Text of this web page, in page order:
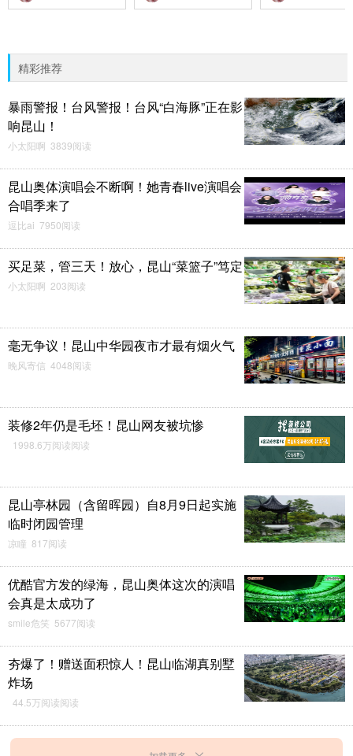
精彩推荐
暴雨警报！台风警报！台风“白海豚”正在影
响昆山！
小太阳啊 3839阅读
昆山奥体演唱会不断啊！她青春live演唱会
合唱季来了
逗比ai 7950阅读
买足菜，管三天！放心，昆山“菜篮子”笃定
小太阳啊 203阅读
毫无争议！昆山中华园夜市才最有烟火气
晚风寄信 4048阅读
装修2年仍是毛坯！昆山网友被坑惨
1998.6万阅读阅读
昆山亭林园（含留晖园）自8月9日起实施
临时闭园管理
凉瞳 817阅读
优酷官方发的绿海，昆山奥体这次的演唱
会真是太成功了
smile危笑 5677阅读
夯爆了！赠送面积惊人！昆山临湖真别墅
炸场
44.5万阅读阅读